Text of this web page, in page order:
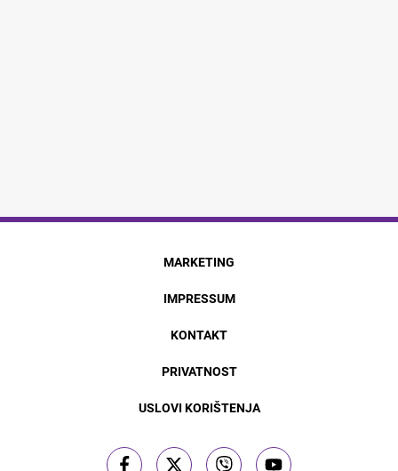
MARKETING
IMPRESSUM
KONTAKT
PRIVATNOST
USLOVI KORIŠTENJA